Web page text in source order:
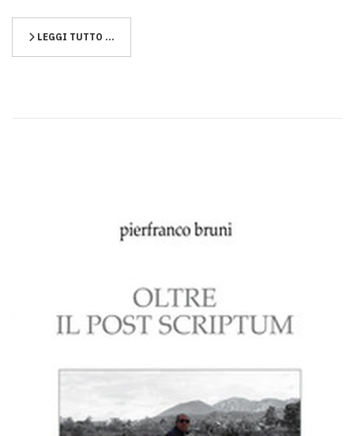
LEGGI TUTTO …